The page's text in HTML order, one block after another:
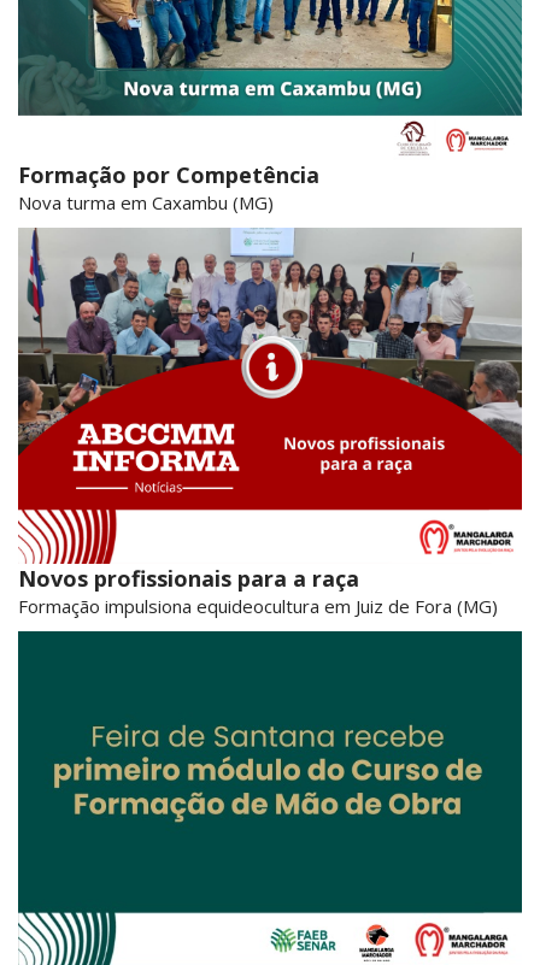
Formação por Competência
Nova turma em Caxambu (MG)
Novos profissionais para a raça
Formação impulsiona equideocultura em Juiz de Fora (MG)